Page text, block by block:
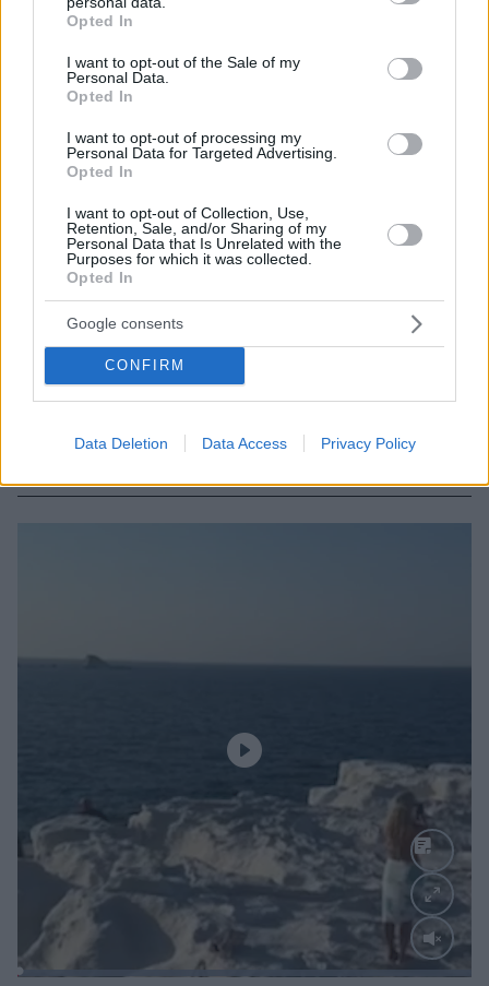
grant or deny consent to Google and its third-party tags to
use your data for below specified purposes in below Google
consent section.
Opted In
I want to opt-out of the Sale of my
Personal Data.
Opted In
I want to opt-out of processing my
Personal Data for Targeted Advertising.
Opted In
I want to opt-out of Collection, Use,
Retention, Sale, and/or Sharing of my
Personal Data that Is Unrelated with the
Purposes for which it was collected.
Opted In
Google consents
CONFIRM
Data Deletion Data Access Privacy Policy
τέσσερις φοιτητές δολοφονήθηκαν μέσα σε λίγα
Loaded